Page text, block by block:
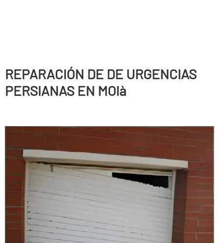
REPARACIÓN DE DE URGENCIAS
PERSIANAS EN MOIà